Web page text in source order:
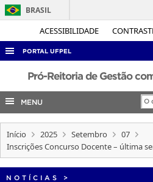
ACESSIBILIDADE
BRASIL
PORTAL UFPEL
ACESSO À INFORMAÇÃO
AUDITORIA
COBALTO
CONCURSOS
INTERNACIONAL
Pró-Reitoria de Gestão
MENU
Início 2025 Setembro
07
Inscrições Concurso Docente – última
NOTÍCIAS >